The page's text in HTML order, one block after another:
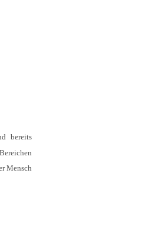
bereits
Mensch